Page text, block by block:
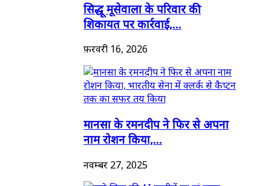
सिद्धू मूसेवाला के परिवार की
शिकायत पर कार्रवाई,...
फ़रवरी 16, 2026
मानसा के रमनदीप ने फिर से अपना
नाम रोशन किया,...
नवम्बर 27, 2025